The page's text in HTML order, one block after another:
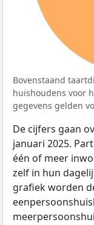
Bovenstaand
huishoudens voor
gegevens gelden
De cijfers gaan
januari 2025.
één of meer
zelf in hun
grafiek worden